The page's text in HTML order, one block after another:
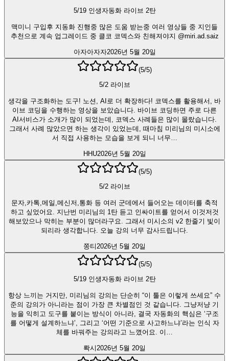
5/19 인생자동화 라이브 2탄
맥미니 구입후 지동화 진행중 많은 도움 받는중 여러 영상들 중 지인들
추천으로 계속 업그레이드 중 클코 코덱스와 친해져야지 @miri.ad.saiz
아자아자자2026년 5월 20일
(5/5)
5/2 라이브
생각을 구조화하는 도구! 노션, AI로 더 확장하다! 코덱스를 활용해서, 바
이브 코딩을 수행하는 영상을 보았습니다. 바이브 코딩하면 주로 다른
AI서비스가 소개가 많이 되었는데, 코덱스 사례들은 많이 몰랐습니다.
그래서 사례 많았으면 하는 생각이 있었는데, 때마침 미리님의 미시소에
서 직접 사용하는 모습을 보게 되니 너무…
HHU2026년 5월 20일
(5/5)
5/2 라이브
문자,카톡,메일,메신저,통화 등 여러 군데에서 들어오는 데이터를 축적
하고 싶었어요. 지난번 미리님의 1탄 듣고 인싸이트를 얻어서 이것저것
해보았으나 막히는 부분이 많더라구요. 그래서 미시소의 v2 한줄기 빛이
되리라 생각합니다. 오늘 강의 너무 감사드립니다.
쫑티 2026년 5월 20일
(5/5)
5/19 인생자동화 라이브 2탄
항상 느끼는 거지만, 미리님의 강의는 단순히 “이 툴은 이렇게 쓰세요” 수
준의 강의가 아니라는 점이 가장 큰 차별점인 것 같습니다. 그냥저냥 기
능을 익히고 도구를 붙이는 방식이 아니라, 결국 자동화의 핵심은 ‘구조
를 어떻게 설계하느냐’, 그리고 ‘어떤 기준으로 사고하느냐’라는 인식 자
체를 바꿔주는 강의라고 느꼈어요. 이…
롹시 2026년 5월 20일